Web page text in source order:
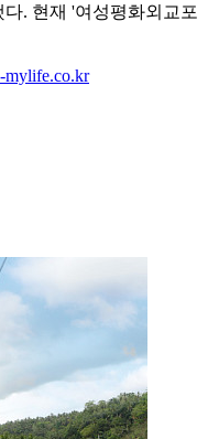
. 현재 '여성평화외교포
mylife.co.kr